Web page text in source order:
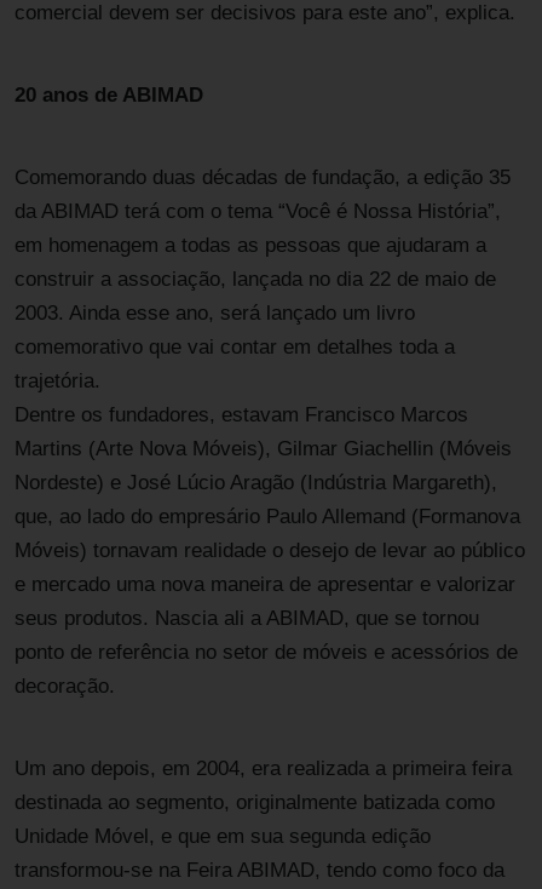
comercial devem ser decisivos para este ano”, explica.
20 anos de ABIMAD
Comemorando duas décadas de fundação, a edição 35
da ABIMAD terá com o tema “Você é Nossa História”,
em homenagem a todas as pessoas que ajudaram a
construir a associação, lançada no dia 22 de maio de
2003. Ainda esse ano, será lançado um livro
comemorativo que vai contar em detalhes toda a
trajetória.
Dentre os fundadores, estavam Francisco Marcos
Martins (Arte Nova Móveis), Gilmar Giachellin (Móveis
Nordeste) e José Lúcio Aragão (Indústria Margareth),
que, ao lado do empresário Paulo Allemand (Formanova
Móveis) tornavam realidade o desejo de levar ao público
e mercado uma nova maneira de apresentar e valorizar
seus produtos. Nascia ali a ABIMAD, que se tornou
ponto de referência no setor de móveis e acessórios de
decoração.
Um ano depois, em 2004, era realizada a primeira feira
destinada ao segmento, originalmente batizada como
Unidade Móvel, e que em sua segunda edição
transformou-se na Feira ABIMAD, tendo como foco da